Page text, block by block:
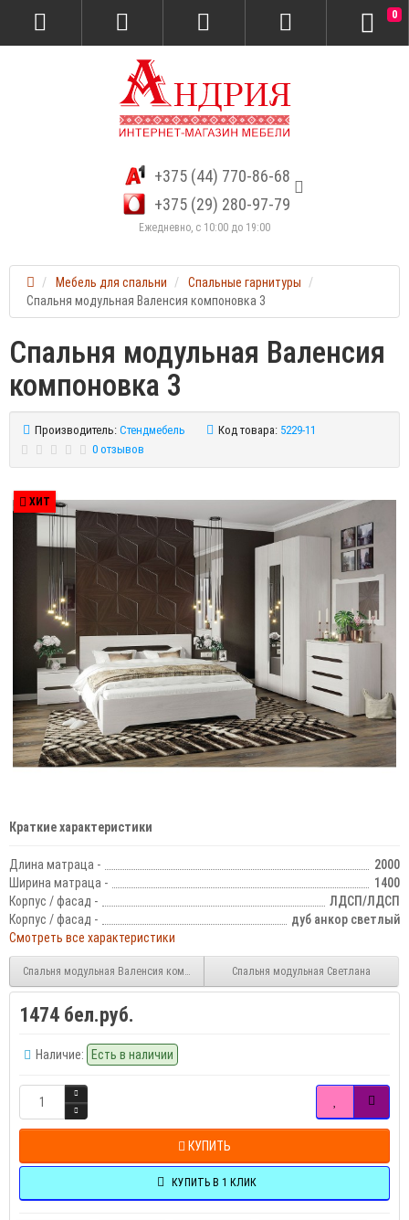
+375 (44) 770-86-68
+375 (29) 280-97-79
Ежедневно, с 10:00 до 19:00
0
Мебель для спальни
Спальные гарнитуры
Спальня модульная Валенсия компоновка 3
Спальня модульная Валенсия
компоновка 3
Производитель: Стендмебель Код товара: 5229-11
0 отзывов
ХИТ
Краткие характеристики
Длина матраца -
2000
Ширина матраца -
1400
Корпус / фасад -
ЛДСП/ЛДСП
Корпус / фасад -
дуб анкор светлый
Смотреть все характеристики
Спальня модульная Валенсия компоновка 2 Спальня модульная Светлана
1474 бел.руб.
Наличие: Есть в наличии
КУПИТЬ
КУПИТЬ В 1 КЛИК